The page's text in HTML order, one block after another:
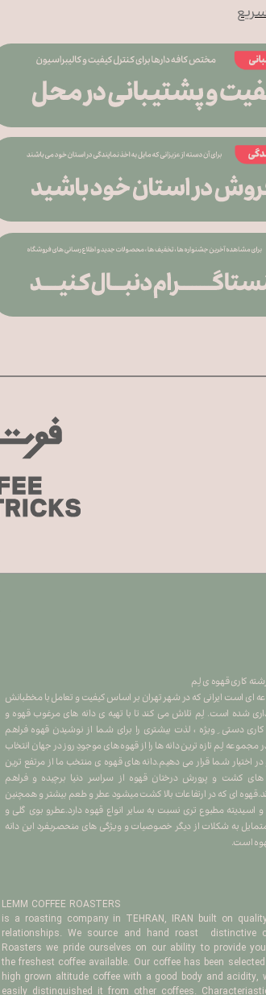
کاری قهوه ی لِم
ای است ایرانی که در شهر تهران بر اساس کیفیت و تعامل با مخطبانش
شده است. لِم تلاش می کند تا با تهیه ی دانه های مرغوب قهوه و
کاری دستی ِ ویژه ، لذت بیشتری را برای شما از نوشیدن قهوه فراهم
مجموعه لِم تازه ترین دانه ها را از قهوه های موجودِ روز در جهان انتخاب
در اختیار شما قرار می دهیم.دانه های قهوه ی منتخب ما از مرتفع ترین
های کشت و پرورش درختان قهوه از سراسر دنیا برچیده و فراهم
ای که در ارتفاعات بالا کشت میشود عطر و طعم بیشتر و همچنین
اسیدیته مطبوع تری نسبت به سایر انواع قهوه دارد.عطرو بوی گلی و
به شکلات از دیگر خصوصیات و ویژگی های منحصربفرد این دانه
است.
LEMM COFFEE ROASTERS
is a roasting company in TEHRAN, IRAN built on
relationships. We source and hand roast distinctive
Roasters we pride ourselves on our ability to provide
the freshest coffee available. Our coffee has been
high grown altitude coffee with a good body and acidity,
easily distinguished it from other coffees.